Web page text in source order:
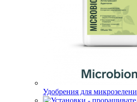
Удобрения для микрозелени